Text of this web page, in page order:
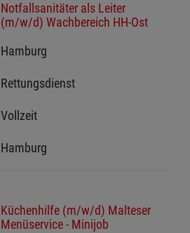
Notfallsanitäter als Leiter
(m/w/d) Wachbereich HH-Ost
Hamburg
Rettungsdienst
Vollzeit
Hamburg
Küchenhilfe (m/w/d) Malteser
Menüservice - Minijob